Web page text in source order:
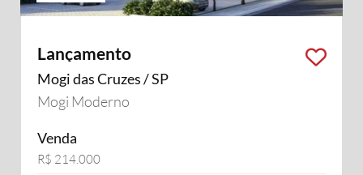
Lançamento
Mogi das Cruzes / SP
Mogi Moderno
Venda
R$ 214.000